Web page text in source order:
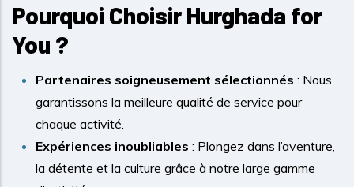
Pourquoi Choisir Hurghada for
You ?
Partenaires soigneusement sélectionnés : Nous
garantissons la meilleure qualité de service pour
chaque activité.
Expériences inoubliables : Plongez dans l’aventure,
la détente et la culture grâce à notre large gamme